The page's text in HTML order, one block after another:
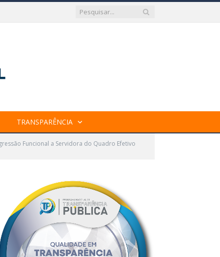
TRANSPARÊNCIA
Funcional a Servidora do Quadro Efetivo